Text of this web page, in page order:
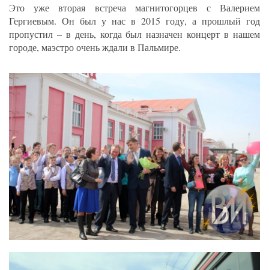
Это уже вторая встреча магнитогорцев с Валерием
Гергиевым. Он был у нас в 2015 году, а прошлый год
пропустил – в день, когда был назначен концерт в нашем
городе, маэстро очень ждали в Пальмире.